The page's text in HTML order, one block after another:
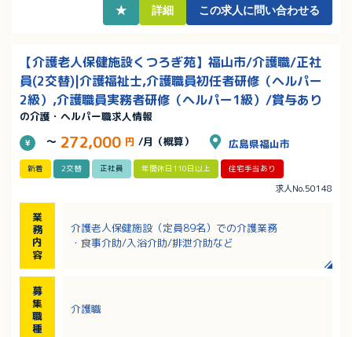
★ 詳細 この求人に問い合わせる
【介護老人保健施設くつろぎ苑】福山市/介護職/正社
員(2交替)|介護福祉士,介護職員初任者研修（ヘルパー
2級）,介護職員実務者研修（ヘルパー1級）/賞与あり
の介護・ヘルパー職求人情報
～ 272,000 円 /月（概算） 広島県福山市
新着 2交替 正社員 年間休日110日以上 住宅手当あり
求人No.50148
業
務
内
容
介護老人保健施設（定員89名）での介護業務
・食事介助/入浴介助/排泄介助など
募
集
職
種
介護職